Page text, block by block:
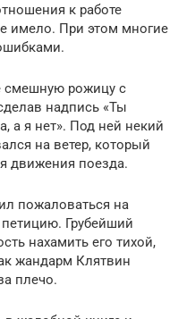
к работе
имело. При этом многие
смешную рожицу с
надпись «Ты
а я нет». Под ней некий
на ветер, который
движения поезда.
пожаловаться на
Грубейший
нахамить его тихой,
жандарм Клятвин
плечо.